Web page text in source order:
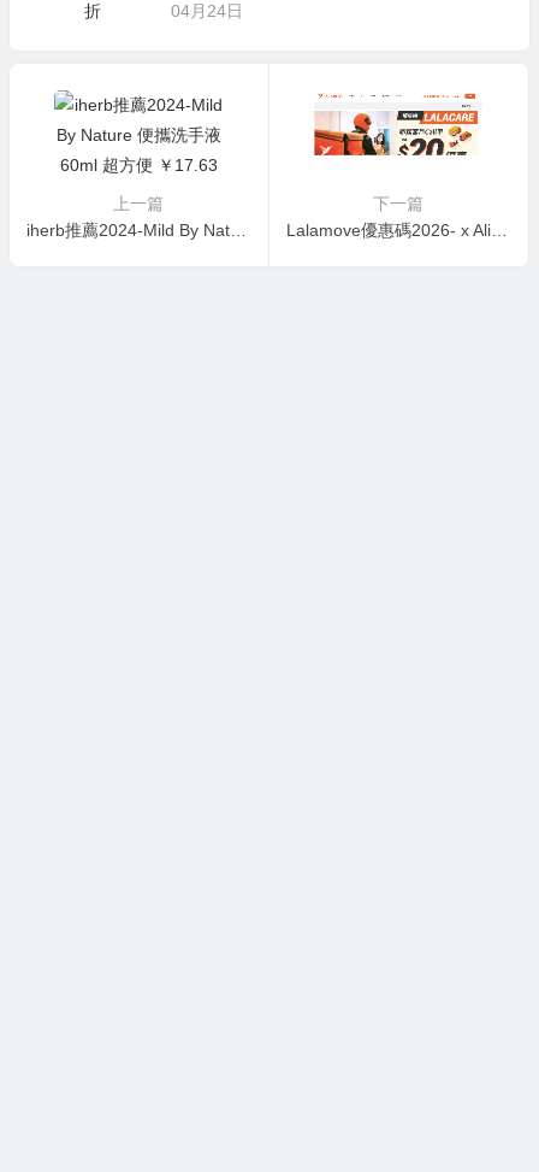
04月24日
上一篇
iherb推薦2024-Mild By Nature 便攜洗手液60ml 超方便 ￥17.63 原價￥25.17 7折
下一篇
Lalamove優惠碼2026- x AlipayHK：Call車減$10優惠